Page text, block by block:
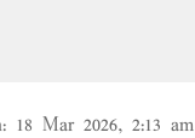
: 18 Mar 2026, 2:13 am